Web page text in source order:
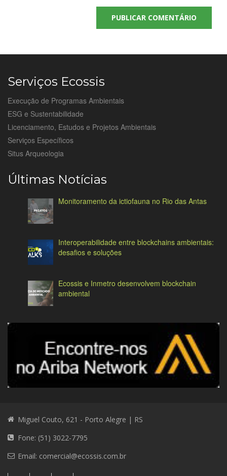
Serviços Ecossis
Execução de Programas Ambientais
ESG e Sustentabilidade
Licenciamento, Estudos e Projetos Ambientais
Serviços Específicos
Situs Arqueologia
Últimas Notícias
Monitoramento da ictiofauna no Rio das Antas
Interoperabilidade entre blockchains ambientais:
desafios e soluções
Ecossis e Inmetro desenvolvem blockchain
ambiental
Miguel Couto, 621 - Porto Alegre | RS
Fone: (51) 3022-7795
Email: comercial@ecossis.com.br